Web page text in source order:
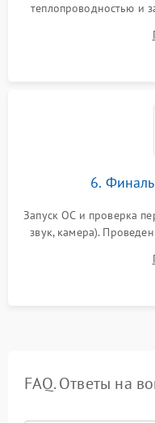
теплопроводностью и
шлейфов, модулей
6.
Запуск ОС и проверка
звук, камера).
для контроля
системы
FAQ. Ответы на